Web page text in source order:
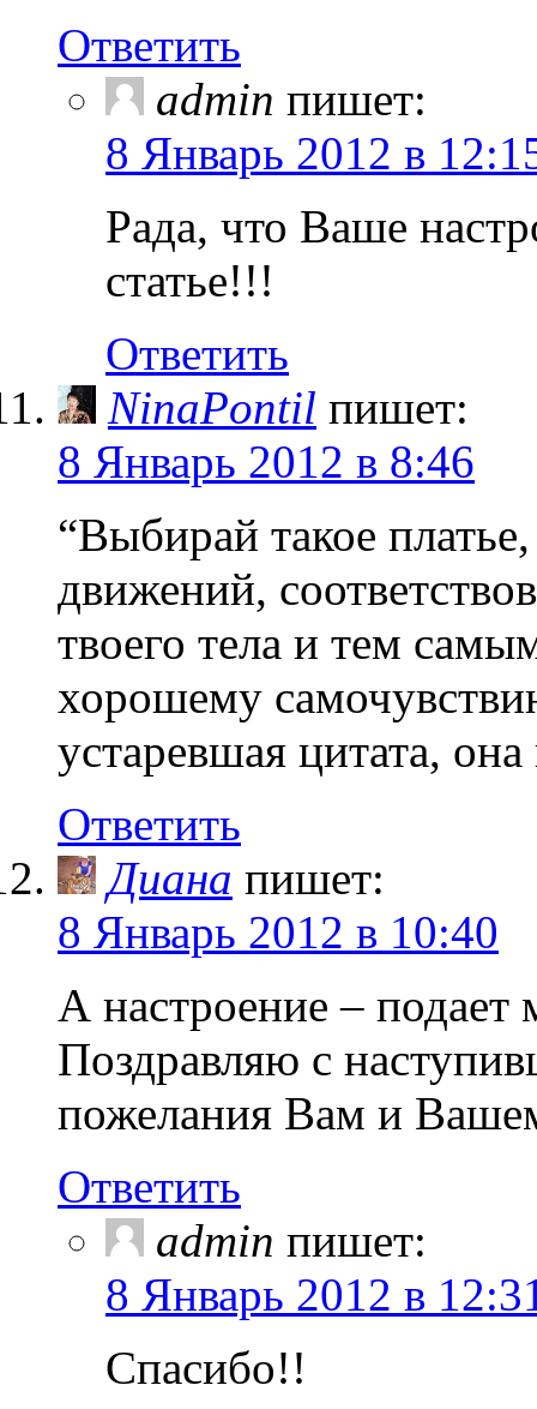
Ответить
admin пишет:
8 Январь 2012 в
Рада, что Ваше
статье!!!
Ответить
NinaPontil пишет:
8 Январь 2012 в 8:46
“Выбирай такое
движений,
твоего тела и тем
хорошему
устаревшая цитата,
Ответить
Диана пишет:
8 Январь 2012 в 10:40
А настроение –
Поздравляю с
пожелания Вам и
Ответить
admin пишет:
8 Январь 2012 в
Спасибо!!